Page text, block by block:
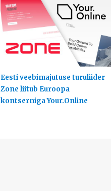
Eesti veebimajutuse turuliider
Zone liitub Euroopa
kontserniga Your.Online